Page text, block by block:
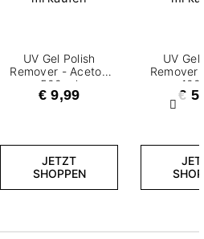
UV Gel Polish
Remover - Aceton
500 ml
€ 9,99
JETZT
SHOPPEN
UV Gel
Remover
€